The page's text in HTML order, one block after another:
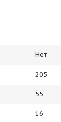
Нет
205
55
16